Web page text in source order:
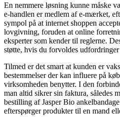
En nemmere løsning kunne måske
e-handlen er medlem af e-mærket,
sympol på at internet shoppen
lovgivning, foruden at online
eksperter som kender til reglerne.
støtte, hvis du forvoldes
Tilmed er det smart at kunden er
bestemmelser der kan influere på
virksomheden benytter. I den
man altid sikrer sin faktura, således
bestilling af Jasper Bio
efterspørger produkter til en mand